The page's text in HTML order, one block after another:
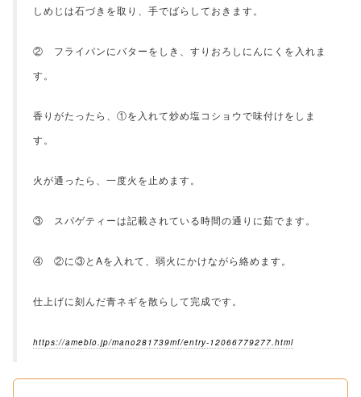
しめじは石づきを取り、手でばらしておきます。
② フライパンにバターをしき、すりおろしにんにくを入れま
す。
香りがたったら、①を入れて炒め塩コショウで味付けをしま
す。
火が通ったら、一度火を止めます。
③ スパゲティーは記載されている時間の通りに茹でます。
④ ②に③とAを入れて、弱火にかけながら絡めます。
仕上げに刻んだ青ネギを散らして完成です。
https://ameblo.jp/mano281739mf/entry-12066779277.html